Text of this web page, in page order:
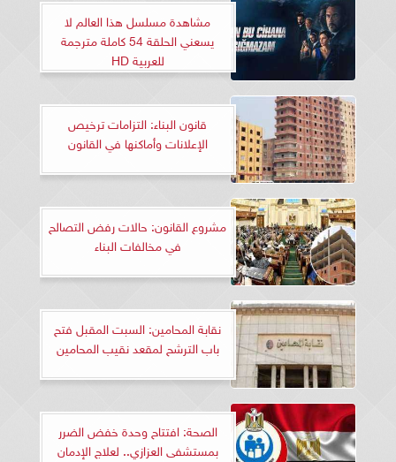
مشاهدة مسلسل هذا العالم لا
يسعني الحلقة 54 كاملة مترجمة
للعربية HD
قانون البناء: التزامات ترخيص
الإعلانات وأماكنها في القانون
مشروع القانون: حالات رفض التصالح
في مخالفات البناء
نقابة المحامين: السبت المقبل فتح
باب الترشح لمقعد نقيب المحامين
الصحة: افتتاح وحدة خفض الضرر
بمستشفى العزازي.. لعلاج الإدمان